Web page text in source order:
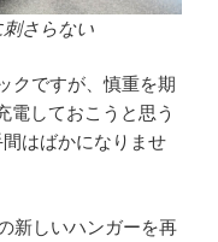
さらない
クですが、慎重を期
電しておこうと思う
はばかになりませ
新しいハンガーを再